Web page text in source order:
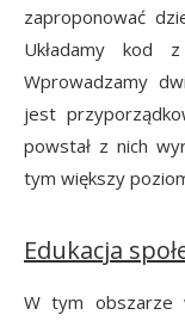
zaproponować
Układamy kod
Wprowadzamy
jest
powstał z nich
tym większy
Edukacja
W tym obszarze